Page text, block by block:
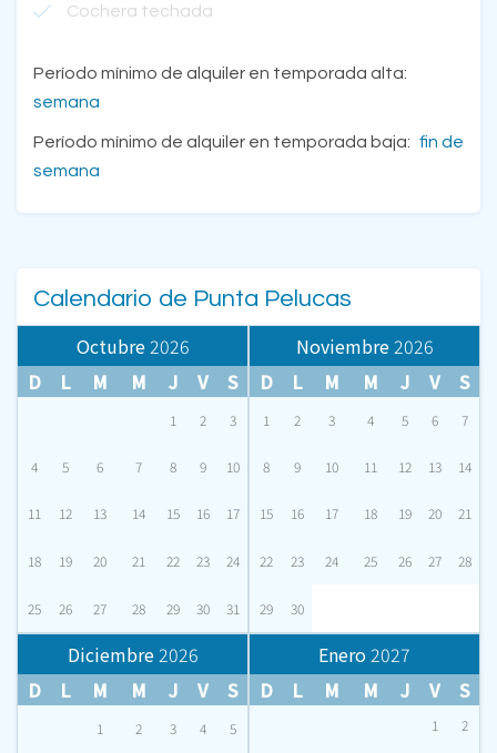
Cochera techada
Período mínimo de alquiler en temporada alta:
semana
Período mínimo de alquiler en temporada baja: fin de
semana
Calendario de Punta Pelucas
Octubre2026
D
L M M J V S
1 2 3
4 5 6 7 8 9 10
11 12 13 14 15 16 17
18 19 20 21 22 23 24
25 26 27 28 29 30 31
Noviembre2026
D
L M M J V S
1 2 3 4 5 6 7
8 9 10 11 12 13 14
15 16 17 18 19 20 21
22 23 24 25 26 27 28
29 30
Diciembre2026
D
L M M J V S
1 2 3 4 5
Enero2027
D
L M M J V S
1 2